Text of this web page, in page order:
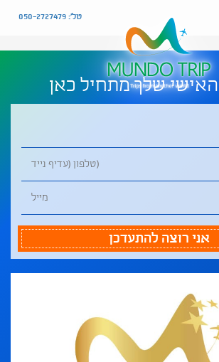
טל': 050-2727479
שלך מתחיל כאן